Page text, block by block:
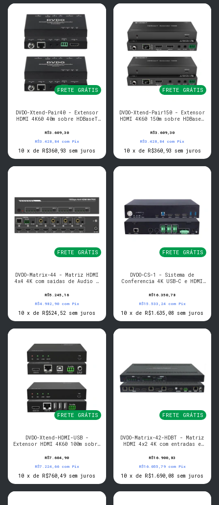
FRETE GRÁTIS
DVDO-Xtend-Pair40 - Extensor
HDMI 4K60 40m sobre HDBaseT
R$3.609,30
R$3.428,84 com Pix
10 x de R$360,93 sem juros
FRETE GRÁTIS
DVDO-Xtend-Pair150 - Extensor
HDMI 4K60 150m sobre HDBaseT
R$3.609,30
R$3.428,84 com Pix
10 x de R$360,93 sem juros
FRETE GRÁTIS
DVDO-Matrix-44 - Matriz HDMI
4x4 4K com saidas de Audio e
R$5.245,16
R$4.982,90 com Pix
10 x de R$524,52 sem juros
FRETE GRÁTIS
DVDO-CS-1 - Sistema de
Conferencia 4K USB-C e HDMI
R$16.350,78
R$15.533,24 com Pix
10 x de R$1.635,08 sem juros
FRETE GRÁTIS
DVDO-Xtend-HDMI-USB -
Extensor HDMI 4K60 100m sobre
R$7.604,90
R$7.224,66 com Pix
10 x de R$760,49 sem juros
FRETE GRÁTIS
DVDO-Matrix-42-HDBT - Matriz
HDMI 4x2 4K com entradas e
R$16.900,83
R$16.055,79 com Pix
10 x de R$1.690,08 sem juros